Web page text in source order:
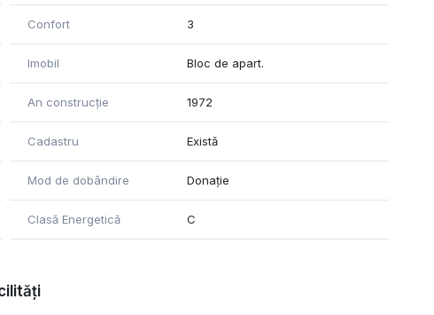
ne contactați oricand!
Confort 3
Imobil Bloc de apart.
An construcție 1972
Cadastru Există
Mod de dobândire Donație
Clasă Energetică C